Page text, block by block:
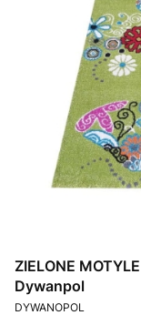
ZIELONE
Dywanpol
PRODUCENT
DYWANOPOL